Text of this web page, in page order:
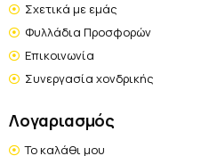
Σχετικά με εμάς
Φυλλάδια Προσφορών
Επικοινωνία
Συνεργασία χονδρικής
Λογαριασμός
Το καλάθι μου